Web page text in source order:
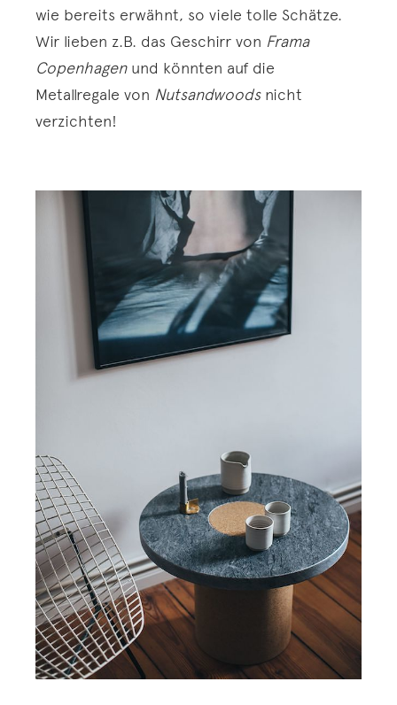
wie bereits erwähnt, so viele tolle Schätze.
Wir lieben z.B. das Geschirr von Frama
Copenhagenund könnten auf die
Metallregale von Nutsandwoodsnicht
verzichten!